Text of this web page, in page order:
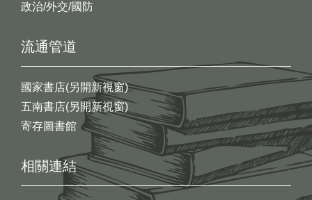
政治/外交/國防
流通管道
國家書店(另開新視窗)
五南書店(另開新視窗)
寄存圖書館
相關連結